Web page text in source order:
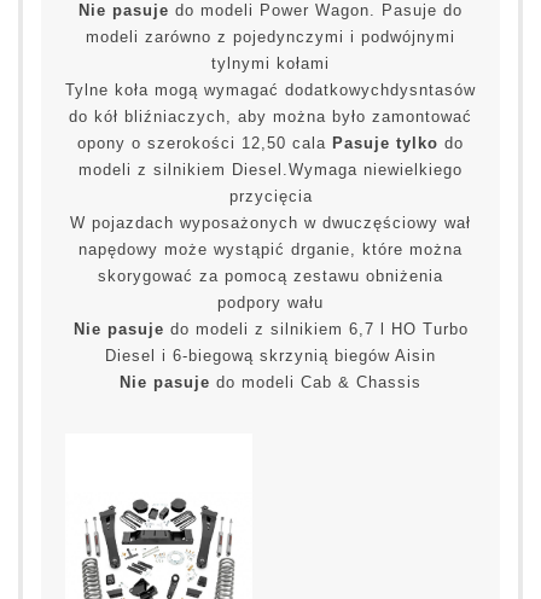
Nie pasuje do modeli Power Wagon. Pasuje do
modeli zarówno z pojedynczymi i podwójnymi
tylnymi kołami
Tylne koła mogą wymagać dodatkowychdysntasów
do kół bliźniaczych, aby można było zamontować
opony o szerokości 12,50 cala Pasuje tylko do
modeli z silnikiem Diesel.Wymaga niewielkiego
przycięcia
W pojazdach wyposażonych w dwuczęściowy wał
napędowy może wystąpić drganie, które można
skorygować za pomocą zestawu obniżenia
podpory wału
Nie pasuje do modeli z silnikiem 6,7 l HO Turbo
Diesel i 6-biegową skrzynią biegów Aisin
Nie pasuje do modeli Cab & Chassis